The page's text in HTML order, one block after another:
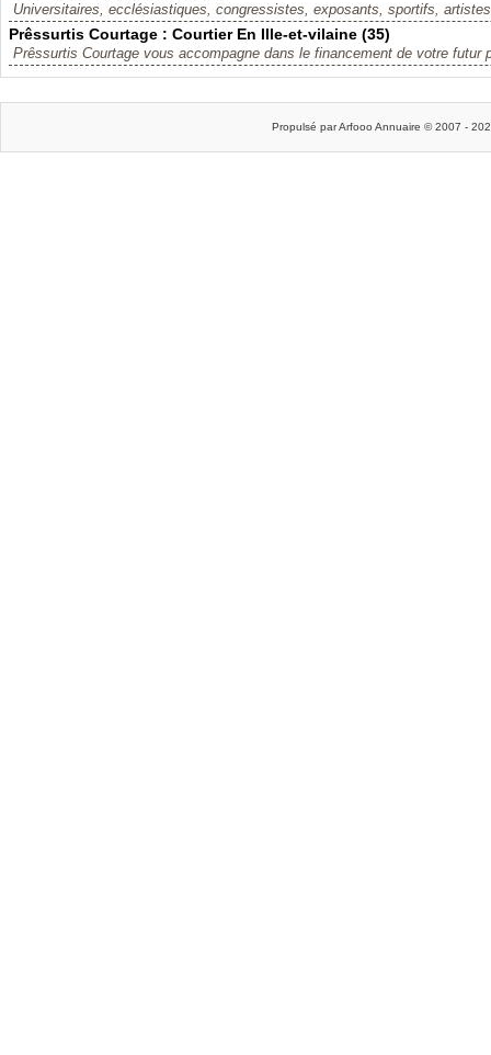
Universitaires, ecclésiastiques, congressistes, exposants, sportifs,
Prêssurtis Courtage : Courtier En Ille-et-vilaine (35)
Prêssurtis Courtage vous accompagne dans le financement de votre futur
Propulsé par Arfooo Annuaire © 2007 -